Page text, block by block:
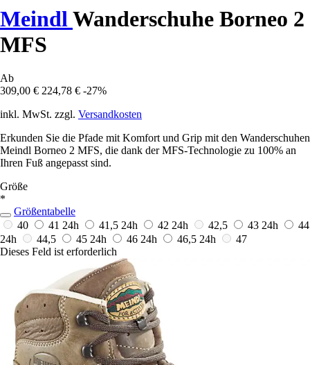
Meindl Wanderschuhe Borneo 2
MFS
Ab
309,00 € 224,78 € -27%
inkl. MwSt. zzgl. Versandkosten
Erkunden Sie die Pfade mit Komfort und Grip mit den Wanderschuhen
Meindl Borneo 2 MFS, die dank der MFS-Technologie zu 100% an
Ihren Fuß angepasst sind.
Größe
*
Größentabelle
40
41 24h 41,5 24h 42 24h 42,5 43 24h
44
24h
44,5 45 24h 46 24h 46,5 24h
47
Dieses Feld ist erforderlich